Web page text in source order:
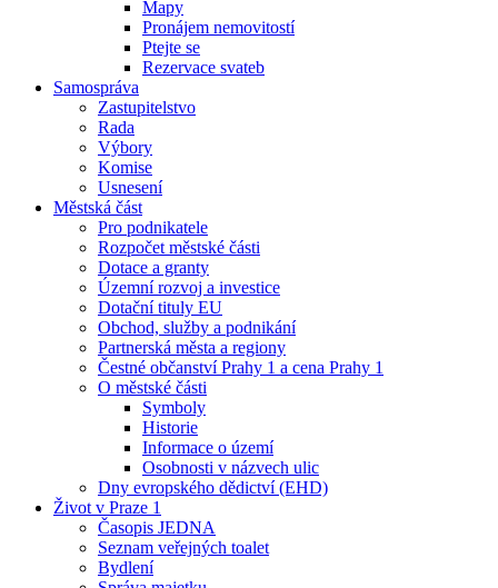
Mapy
Pronájem nemovitostí
Ptejte se
Rezervace svateb
Samospráva
Zastupitelstvo
Rada
Výbory
Komise
Usnesení
Městská část
Pro podnikatele
Rozpočet městské části
Dotace a granty
Územní rozvoj a investice
Dotační tituly EU
Obchod, služby a podnikání
Partnerská města a regiony
Čestné občanství Prahy 1 a cena Prahy 1
O městské části
Symboly
Historie
Informace o území
Osobnosti v názvech ulic
Dny evropského dědictví (EHD)
Život v Praze 1
Časopis JEDNA
Seznam veřejných toalet
Bydlení